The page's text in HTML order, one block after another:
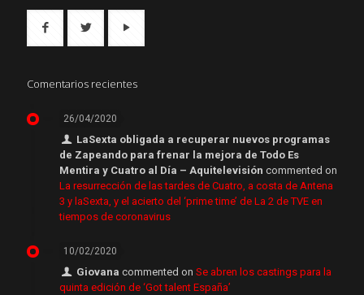
Comentarios recientes
26/04/2020
LaSexta obligada a recuperar nuevos programas
de Zapeando para frenar la mejora de Todo Es
Mentira y Cuatro al Día – Aquitelevisión commented on
La resurrección de las tardes de Cuatro, a costa de Antena
3 y laSexta, y el acierto del ‘prime time’ de La 2 de TVE en
tiempos de coronavirus
10/02/2020
Giovana commented onSe abren los castings para la
quinta edición de ‘Got talent España’